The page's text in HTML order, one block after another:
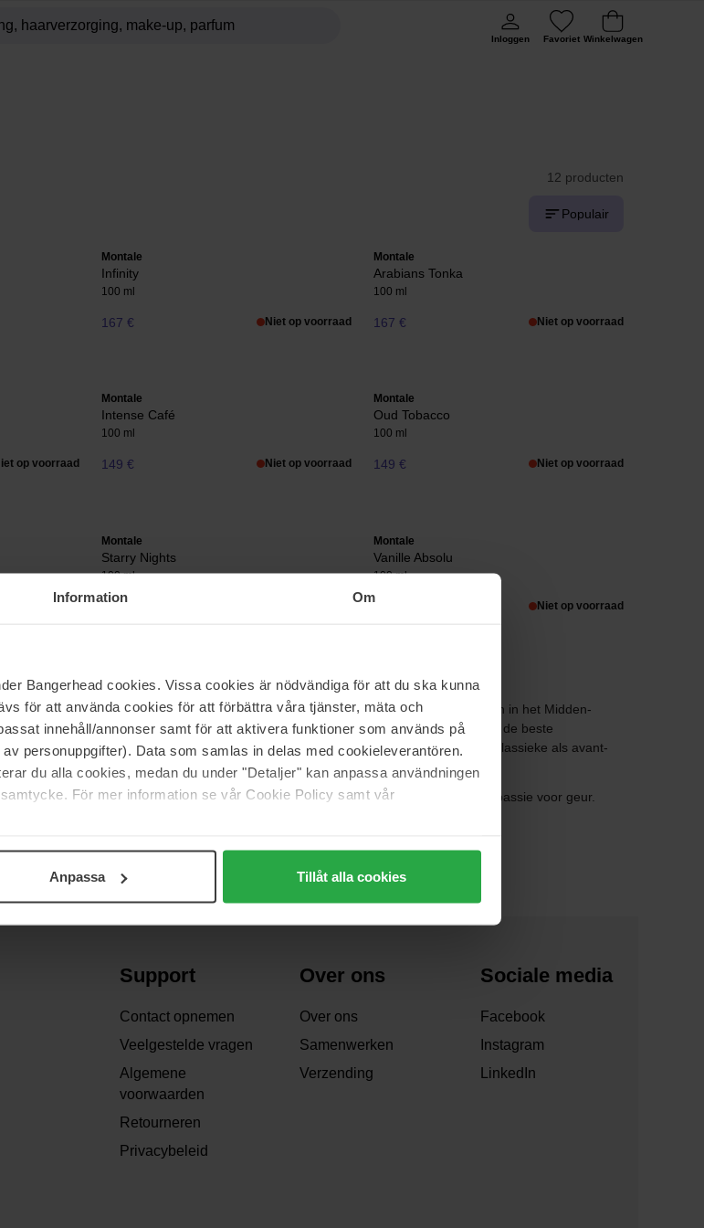
Information Om
Bangerhead cookies. Vissa cookies är nödvändiga för att du ska kunna
för att använda cookies för att förbättra våra tjänster, mäta och
innehåll/annonser samt för att aktivera funktioner som används på
personuppgifter). Data som samlas in delas med cookieleverantören.
du alla cookies, medan du under "Detaljer" kan anpassa användningen
För mer information se vår Cookie Policy samt vår
Anpassa Tillåt alla cookies
Inloggen Favoriet Winkelwagen
12 producten
Populair
Montale
Infinity
100 ml
167 € Niet op voorraad
Montale
Arabians Tonka
100 ml
167 € Niet op voorraad
op voorraad
Montale
Intense Café
100 ml
149 € Niet op voorraad
Montale
Oud Tobacco
100 ml
149 € Niet op voorraad
Niet op voorraad
Montale
Starry Nights
100 ml
161 €
Montale
Vanille Absolu
100 ml
124 € Niet op voorraad
en unieke creaties. Opgericht door Pierre Montale en geïnspireerd door zijn reizen in het Midden-
Montale staat bekend om zijn krachtige en langdurige geuren, gecreëerd met de beste
merk ligt in de rijke diversiteit en complexiteit van het geurenuniversum, dat zowel klassieke als avant-
die een onvergetelijke indruk achterlaat. Montale staat voor intensiteit, luxe en passie voor geur.
Support
Contact opnemen
Veelgestelde vragen
Algemene
voorwaarden
Retourneren
Privacybeleid
Over ons
Over ons
Samenwerken
Verzending
Sociale media
Facebook
Instagram
LinkedIn